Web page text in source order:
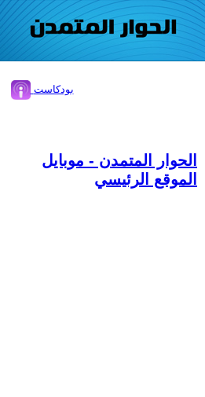
بودكاست
الحوار المتمدن - موبايل
الموقع الرئيسي